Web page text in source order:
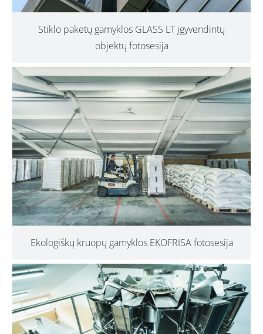
Stiklo paketų gamyklos GLASS LT įgyvendintų
objektų fotosesija
Ekologiškų kruopų gamyklos EKOFRISA fotosesija